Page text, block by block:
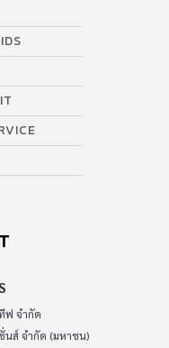
ฟ จำกัด
นส์ จำกัด (มหาชน)